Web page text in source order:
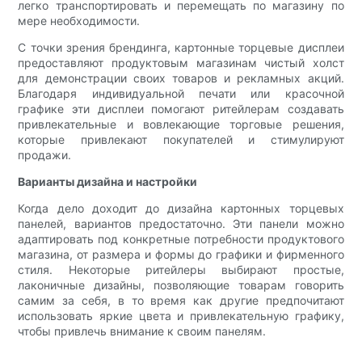
легко транспортировать и перемещать по магазину по
мере необходимости.
С точки зрения брендинга, картонные торцевые дисплеи
предоставляют продуктовым магазинам чистый холст
для демонстрации своих товаров и рекламных акций.
Благодаря индивидуальной печати или красочной
графике эти дисплеи помогают ритейлерам создавать
привлекательные и вовлекающие торговые решения,
которые привлекают покупателей и стимулируют
продажи.
Варианты дизайна и настройки
Когда дело доходит до дизайна картонных торцевых
панелей, вариантов предостаточно. Эти панели можно
адаптировать под конкретные потребности продуктового
магазина, от размера и формы до графики и фирменного
стиля. Некоторые ритейлеры выбирают простые,
лаконичные дизайны, позволяющие товарам говорить
самим за себя, в то время как другие предпочитают
использовать яркие цвета и привлекательную графику,
чтобы привлечь внимание к своим панелям.